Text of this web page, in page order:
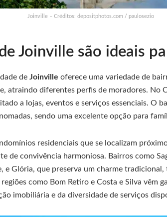
Joinville – Créditos: depositphotos.com / paulosezio
Joinville são ideais
de Joinville oferece uma variedade de
atraindo diferentes perfis de moradores. No
a lojas, eventos e serviços essenciais. O
sendo uma excelente opção para
residenciais que se localizam
de convivência harmoniosa. Bairros como
e Glória, que preserva um charme
como Bom Retiro e Costa e Silva vêm
imobiliária e da diversidade de serviços